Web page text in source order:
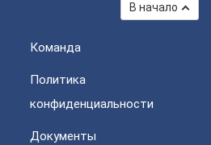
В начало
Команда
Политика
конфиденциальности
Документы